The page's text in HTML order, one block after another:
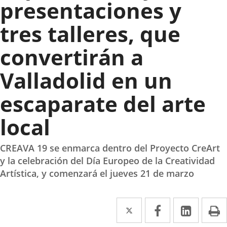
presentaciones y
tres talleres, que
convertirán a
Valladolid en un
escaparate del arte
local
CREAVA 19 se enmarca dentro del Proyecto CreArt
y la celebración del Día Europeo de la Creatividad
Artística, y comenzará el jueves 21 de marzo
Twitter
Enlace
a
Facebook
Enlace
a
Enlace
a